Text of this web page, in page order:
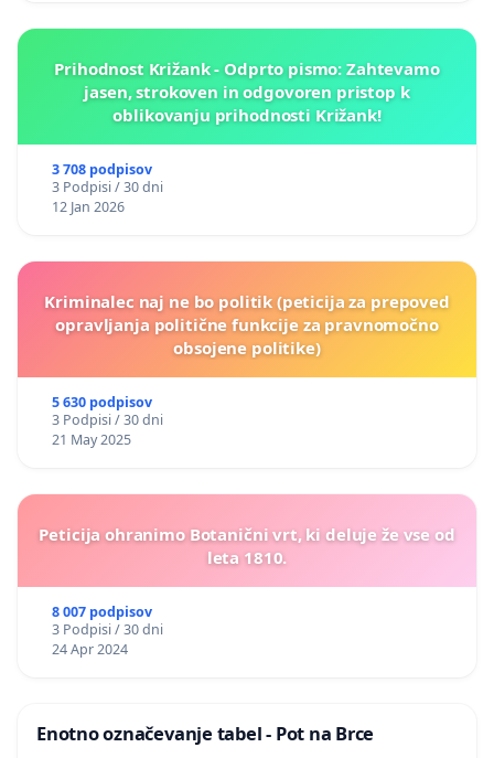
Prihodnost Križank - Odprto pismo: Zahtevamo
jasen, strokoven in odgovoren pristop k
oblikovanju prihodnosti Križank!
3 708 podpisov
3 Podpisi / 30 dni
12 Jan 2026
Kriminalec naj ne bo politik (peticija za prepoved
opravljanja politične funkcije za pravnomočno
obsojene politike)
5 630 podpisov
3 Podpisi / 30 dni
21 May 2025
Peticija ohranimo Botanični vrt, ki deluje že vse od
leta 1810.
8 007 podpisov
3 Podpisi / 30 dni
24 Apr 2024
Enotno označevanje tabel - Pot na Brce